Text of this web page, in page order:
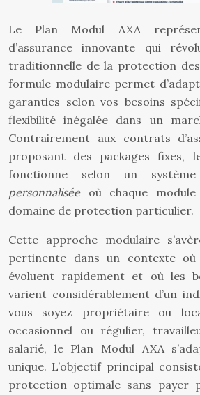
Le Plan Modul AXA
d’assurance innovante qui
traditionnelle de la protection
formule modulaire permet
garanties selon vos besoins
flexibilité inégalée dans un
Contrairement aux contrats
proposant des packages fixes,
fonctionne selon un
personnalisée où chaque
domaine de protection particulier.
Cette approche modulaire
pertinente dans un contexte
évoluent rapidement et où les
varient considérablement d’un
vous soyez propriétaire ou
occasionnel ou régulier,
salarié, le Plan Modul AXA
unique. L’objectif principal
protection optimale sans payer